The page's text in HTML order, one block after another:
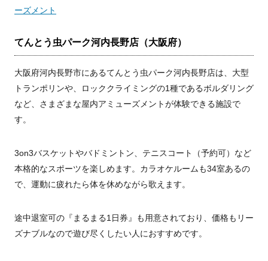
ーズメント
てんとう虫パーク河内長野店（大阪府）
大阪府河内長野市にあるてんとう虫パーク河内長野店は、大型
トランポリンや、ロッククライミングの1種であるボルダリング
など、さまざまな屋内アミューズメントが体験できる施設で
す。
3on3バスケットやバドミントン、テニスコート（予約可）など
本格的なスポーツを楽しめます。カラオケルームも34室あるの
で、運動に疲れたら体を休めながら歌えます。
途中退室可の『まるまる1日券』も用意されており、価格もリー
ズナブルなので遊び尽くしたい人におすすめです。